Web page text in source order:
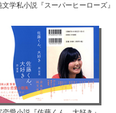
学私小説『スーパーヒーローズ』